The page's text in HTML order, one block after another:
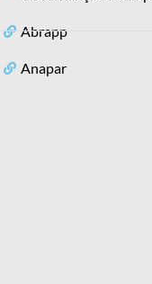
Abrapp
Anapar